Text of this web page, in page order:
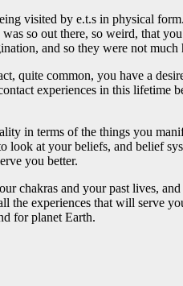
visited by e.t.s in physical
so out there, so weird, that
and so they were not much
quite common, you have a
experiences in this lifetime
in terms of the things you
at your beliefs, and belief
you better.
chakras and your past lives,
experiences that will serve
for planet Earth.